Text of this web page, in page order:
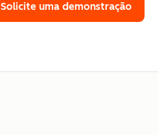
Solicite uma demonstração